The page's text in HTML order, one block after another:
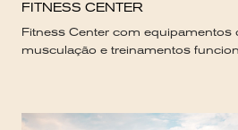
FITNESS CENTER
Fitness Center com equipamentos
musculação e treinamentos